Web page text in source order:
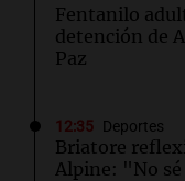
Fentanilo
detención de
Paz
12:35 Deportes
Briatore
Alpine: "No